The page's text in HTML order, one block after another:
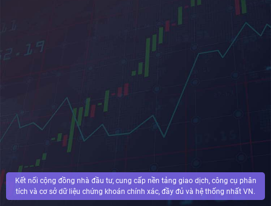
Kết nối cộng đồng nhà đầu tư, cung cấp nền tảng giao dịch, công cụ phân
tích và cơ sở dữ liệu chứng khoán chính xác, đầy đủ và hệ thống nhất VN.